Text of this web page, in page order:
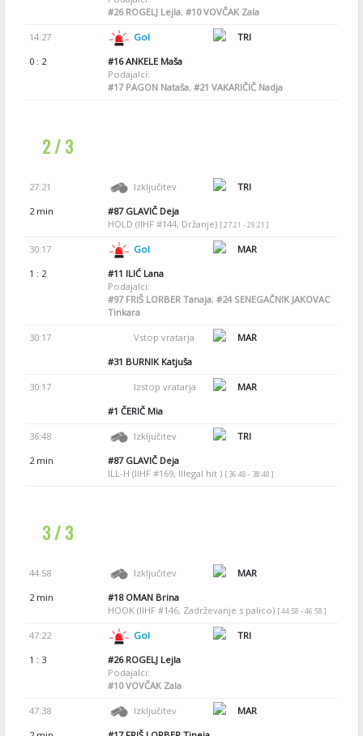
#26ROGELJ Lejla, #10VOVČAK Zala
14:27 Gol
TRI
0 : 2
#16ANKELE Maša
Podajalci:
#17PAGON Nataša, #21 VAKARIČIČ Nadja
2 / 3
27:21 Izključitev
TRI
2 min
#87GLAVIČ Deja
HOLD (IIHF #144, Držanje) [ 27:21 - 29:21 ]
30:17 Gol
MAR
1 : 2
#11 ILIĆ Lana
Podajalci:
#97FRIŠ LORBER Tanaja, #24SENEGAČNIK JAKOVAC
Tinkara
30:17 Vstop vratarja
MAR
#31 BURNIK Katjuša
30:17 Izstop vratarja
MAR
#1 ČERIČ Mia
36:48 Izključitev
TRI
2 min
#87GLAVIČ Deja
ILL-H (IIHF #169, Illegal hit ) [ 36:48 - 38:48 ]
3 / 3
44:58 Izključitev
MAR
2 min
#18OMAN Brina
HOOK (IIHF #146, Zadrževanje s palico) [ 44:58 - 46:58 ]
47:22 Gol
TRI
1 : 3
#26ROGELJ Lejla
Podajalci:
#10VOVČAK Zala
47:38 Izključitev
MAR